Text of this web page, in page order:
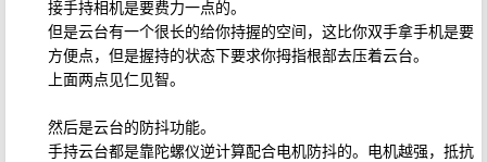
接手持相机是要费力一点的。
但是云台有一个很长的给你持握的空间，这比你双手拿手机是要
方便点，但是握持的状态下要求你拇指根部去压着云台。
上面两点见仁见智。
然后是云台的防抖功能。
手持云台都是靠陀螺仪逆计算配合电机防抖的。电机越强，抵抗